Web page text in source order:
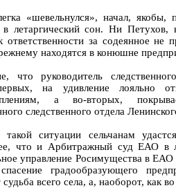
«шевельнулся», начал, якобы,
в летаргический сон. Ни Петухов,
ответственности за содеянное не
находятся в конюшне
что руководитель
на удивление лояльно
а во-вторых,
следственного отдела
ситуации сельчанам
что и Арбитражный суд ЕАО в
управление Росимущества в ЕАО
градообразующего
всего села, а, наоборот, как